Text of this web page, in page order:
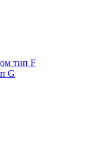
тип F
G